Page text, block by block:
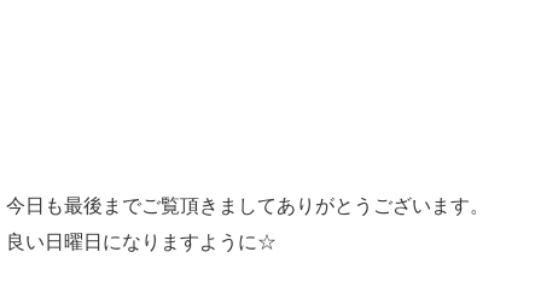
今日も最後までご覧頂きましてありがとうございます。
良い日曜日になりますように☆